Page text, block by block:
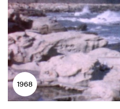
1968